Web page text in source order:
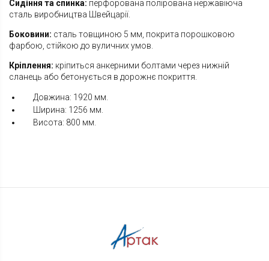
Сидіння та спинка: перфорована полірована нержавіюча
сталь виробництва Швейцарії.
Боковини: сталь товщиною 5 мм, покрита порошковою
фарбою, стійкою до вуличних умов.
Кріплення: кріпиться анкерними болтами через нижній
сланець або бетонується в дорожнє покриття.
Довжина: 1920 мм.
Ширина: 1256 мм.
Висота: 800 мм.